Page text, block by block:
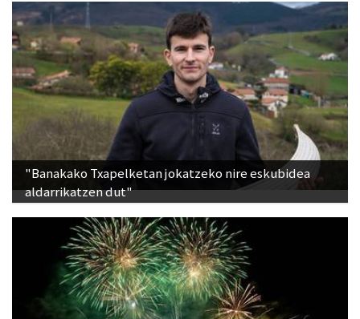
"Banakako Txapelketan jokatzeko nire eskubidea
aldarrikatzen dut"